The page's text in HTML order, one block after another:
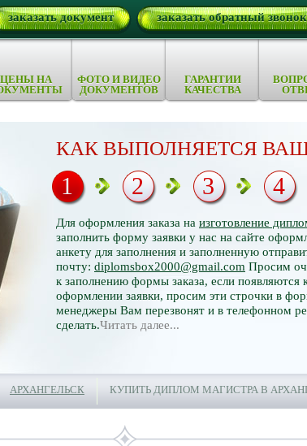
заказать документ заказать обратный звонок
ЦЕНЫ НА
ФОТО И ВИДЕО
ДОКУМЕНТОВ
ГАРАНТИИ
КАЧЕСТВА
КАК ВЫПОЛНЯЕТСЯ ВАШ
Для оформления заказа на изготовление
заполнить форму заявки у нас на сайте
анкету для заполнения и заполненную
почту: diplomsbox2000@gmail.com Просим
к заполнению формы заказа, если появляются
оформлении заявки, просим эти строчки в
менеджеры Вам перезвонят и в телефонном
сделать.Читать далее...
1 2 3 4
АРХАНГЕЛЬСК КУПИТЬ ДИПЛОМ МАГИСТРА В